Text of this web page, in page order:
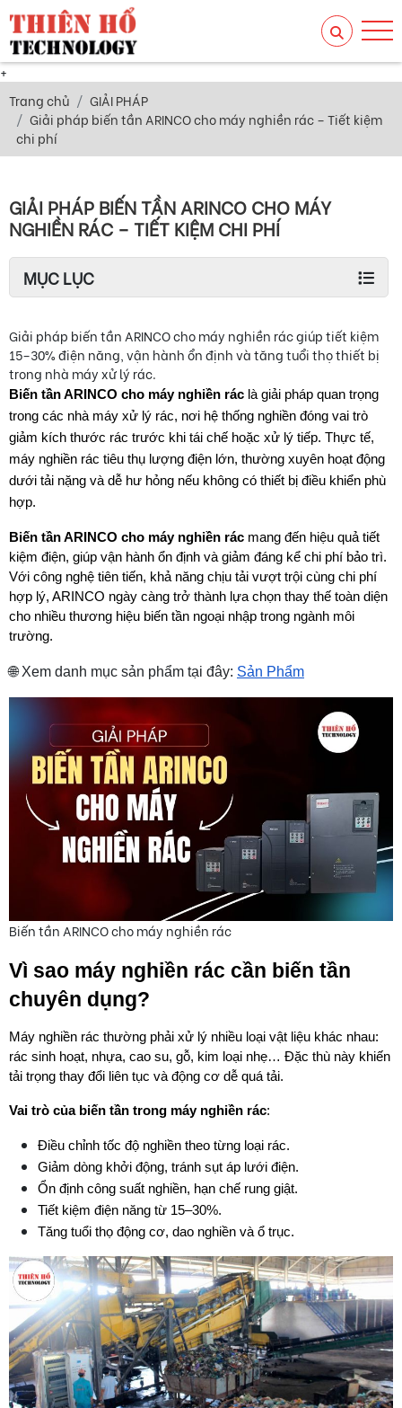
+
Trang chủ
GIẢI PHÁP
Giải pháp biến tần ARINCO cho máy nghiền rác – Tiết kiệm
chi phí
GIẢI PHÁP BIẾN TẦN ARINCO CHO MÁY
NGHIỀN RÁC – TIẾT KIỆM CHI PHÍ
MỤC LỤC
Giải pháp biến tần ARINCO cho máy nghiền rác giúp tiết kiệm
15–30% điện năng, vận hành ổn định và tăng tuổi thọ thiết bị
trong nhà máy xử lý rác.
Biến tần ARINCO cho máy nghiền rác là giải pháp quan trọng
trong các nhà máy xử lý rác, nơi hệ thống nghiền đóng vai trò
giảm kích thước rác trước khi tái chế hoặc xử lý tiếp. Thực tế,
máy nghiền rác tiêu thụ lượng điện lớn, thường xuyên hoạt động
dưới tải nặng và dễ hư hỏng nếu không có thiết bị điều khiển phù
hợp.
Biến tần ARINCO cho máy nghiền rác mang đến hiệu quả tiết
kiệm điện, giúp vận hành ổn định và giảm đáng kể chi phí bảo trì.
Với công nghệ tiên tiến, khả năng chịu tải vượt trội cùng chi phí
hợp lý, ARINCO ngày càng trở thành lựa chọn thay thế toàn diện
cho nhiều thương hiệu biến tần ngoại nhập trong ngành môi
trường.
🌐 Xem danh mục sản phẩm tại đây: Sản Phẩm
Biến tần ARINCO cho máy nghiền rác
Vì sao máy nghiền rác cần biến tần
chuyên dụng?
Máy nghiền rác thường phải xử lý nhiều loại vật liệu khác nhau:
rác sinh hoạt, nhựa, cao su, gỗ, kim loại nhẹ… Đặc thù này khiến
tải trọng thay đổi liên tục và động cơ dễ quá tải.
Vai trò của biến tần trong máy nghiền rác:
Điều chỉnh tốc độ nghiền theo từng loại rác.
Giảm dòng khởi động, tránh sụt áp lưới điện.
Ổn định công suất nghiền, hạn chế rung giật.
Tiết kiệm điện năng từ 15–30%.
Tăng tuổi thọ động cơ, dao nghiền và ổ trục.